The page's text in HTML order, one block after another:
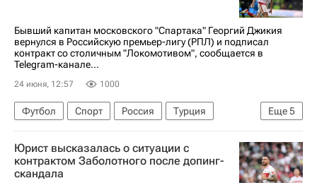
Бывший капитан московского "Спартака" Георгий Джикия
вернулся в Российскую премьер-лигу (РПЛ) и подписал
контракт со столичным "Локомотивом", сообщается в
Telegram-канале...
24 июня, 12:57 1000
Еще5
Футбол Спорт Россия
Турция
Георгий Джикия
Локомотив (Москва)
Спартак Москва
Антальяспор
РПЛ 2026-2027 (Чемпионат России по футболу)
Юрист высказалась о ситуации с
контрактом Заболотного после допинг-
скандала